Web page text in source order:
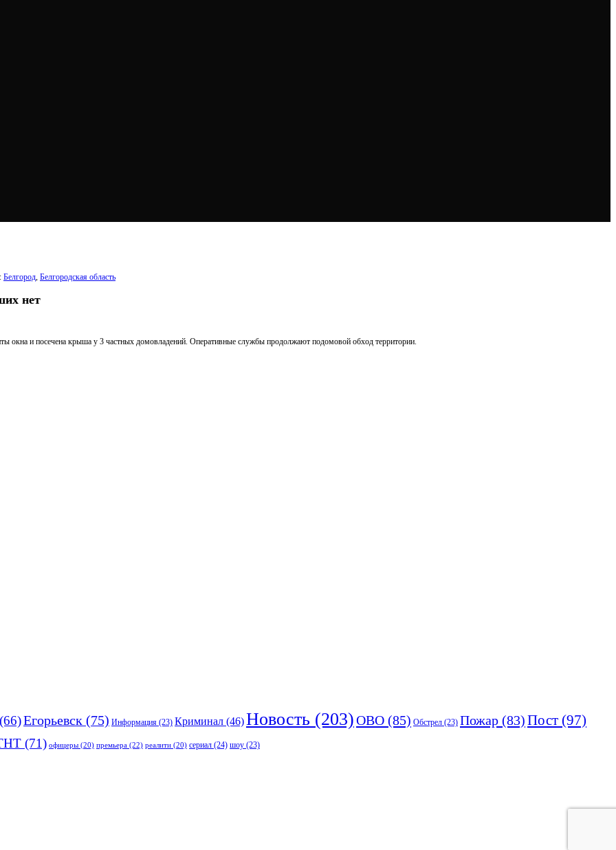
Белгород, Белгородская область
нет
окна и посечена крыша у 3 частных домовладений. Оперативные службы продолжают подомовой обход территории.
(66)Егорьевск (75) Информация (23) Криминал (46)Новость (203)ОВО (85) Обстрел (23) Пожар (83)Пост (97)
(71) офицеры (20) премьера (22) реалити (20) сериал (24) шоу (23)